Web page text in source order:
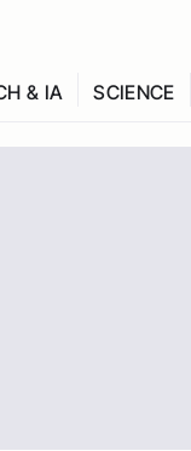
& IA SCIENCE